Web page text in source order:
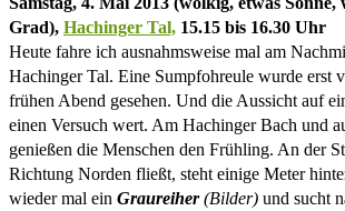
Grad), Hachinger Tal, 15.15 bis 16.30 Uhr
Heute fahre ich ausnahmsweise mal am
Hachinger Tal. Eine Sumpfohreule wurde erst
frühen Abend gesehen. Und die Aussicht auf
einen Versuch wert. Am Hachinger Bach und
genießen die Menschen den Frühling. An der
Richtung Norden fließt, steht einige Meter
wieder mal ein Graureiher(Bilder) und sucht